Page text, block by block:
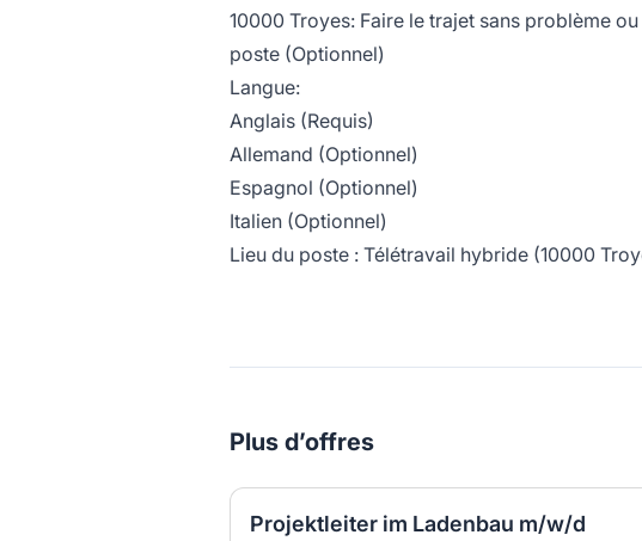
10000 Troyes: Faire le trajet sans problème
poste (Optionnel)
Langue:
Anglais (Requis)
Allemand (Optionnel)
Espagnol (Optionnel)
Italien (Optionnel)
Lieu du poste : Télétravail hybride (10000
Plus d’offres
Projektleiter im Ladenbau m/w/d